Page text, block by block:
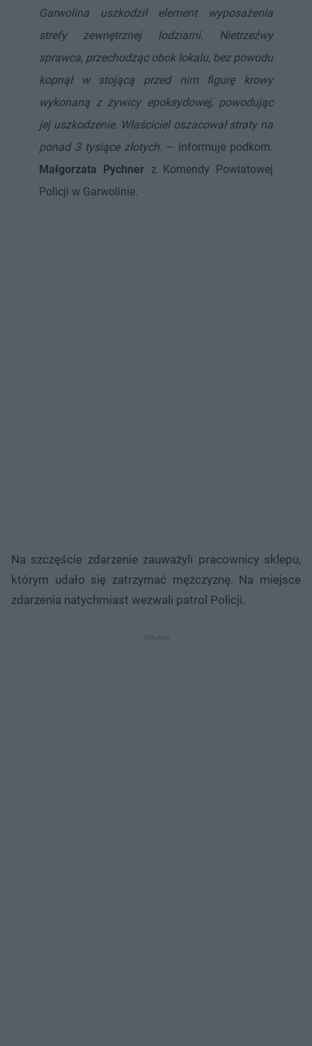
Garwolina uszkodził element wyposażenia
strefy zewnętrznej lodziarni. Nietrzeźwy
sprawca, przechodząc obok lokalu, bez powodu
kopnął w stojącą przed nim figurę krowy
wykonaną z żywicy epoksydowej, powodując
jej uszkodzenie. Właściciel oszacował straty na
ponad 3 tysiące złotych. – informuje podkom.
Małgorzata Pychner z Komendy Powiatowej
Policji w Garwolinie.
Na szczęście zdarzenie zauważyli pracownicy sklepu,
którym udało się zatrzymać mężczyznę. Na miejsce
zdarzenia natychmiast wezwali patrol Policji.